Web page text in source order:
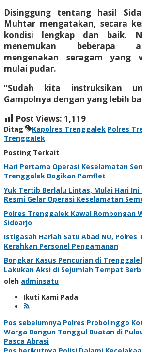
Disinggung tentang hasil
Muhtar mengatakan, secara
kondisi lengkap dan baik.
menemukan beberapa
mengenakan seragam yang
mulai pudar.
“Sudah kita instruksikan
Gampolnya dengan yang lebih
Post Views: 1,119
Ditag Kapolres Trenggalek Polres
Trenggalek
Posting Terkait
Hari Pertama Operasi Keselamatan
Trenggalek Bagikan Pamflet
Yuk Tertib Berlalu Lintas, Mulai Hari
Resmi Gelar Operasi Keselamatan
Polres Trenggalek Kawal Rombongan
Sidoarjo
Istigasah Harlah Satu Abad NU, Polres
Kerahkan Personel Pengamanan
Bongkar Kasus Pencurian di
Lakukan Aksi di Sejumlah Tempat
oleh adminsatu
Ikuti Kami Pada
Navigasi
pos
Pos sebelumnya Polres Probolinggo
Warga Bangun Tanggul Buatan di
Pasca Abrasi